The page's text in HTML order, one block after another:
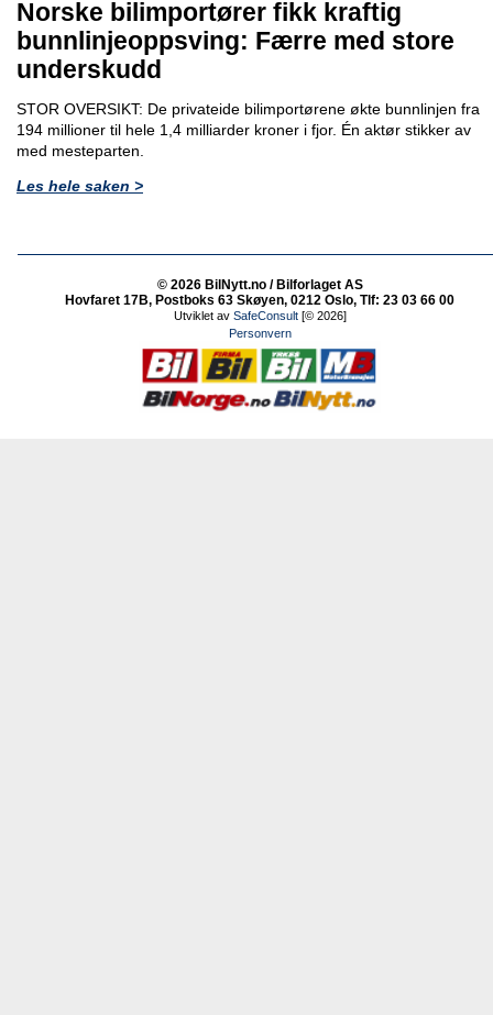
Norske bilimportører fikk kraftig
bunnlinjeoppsving: Færre med store
underskudd
STOR OVERSIKT: De privateide bilimportørene økte bunnlinjen fra
194 millioner til hele 1,4 milliarder kroner i fjor. Én aktør stikker av
med mesteparten.
Les hele saken >
© 2026 BilNytt.no / Bilforlaget AS
Hovfaret 17B, Postboks 63 Skøyen, 0212 Oslo, Tlf: 23 03 66 00
Utviklet av SafeConsult[© 2026]
Personvern